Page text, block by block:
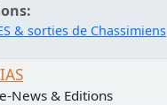
& sorties de Chassimiens
News & Editions